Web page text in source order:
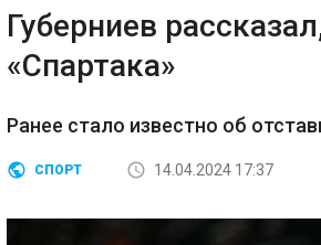
Губерниев
«Спартака»
Ранее стало известно об
СПОРТ 14.04.2024 17:37